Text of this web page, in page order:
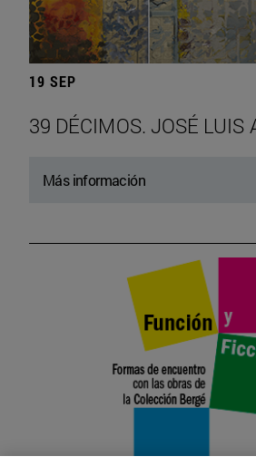
19 SEP
39 DÉCIMOS. JOSÉ LUIS
Más información